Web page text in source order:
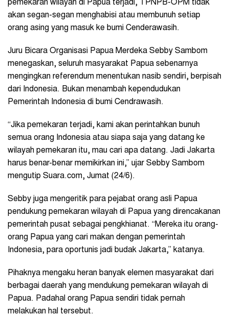
pemekaran wilayah di Papua terjadi, TPNPB-OPM tidak
akan segan-segan menghabisi atau membunuh setiap
orang asing yang masuk ke bumi Cenderawasih.
Juru Bicara Organisasi Papua Merdeka Sebby Sambom
menegaskan, seluruh masyarakat Papua sebenarnya
mengingkan referendum menentukan nasib sendiri, berpisah
dari Indonesia. Bukan menambah kependudukan
Pemerintah Indonesia di bumi Cendrawasih.
“Jika pemekaran terjadi, kami akan perintahkan bunuh
semua orang Indonesia atau siapa saja yang datang ke
wilayah pemekaran itu, mau cari apa datang. Jadi Jakarta
harus benar-benar memikirkan ini,” ujar Sebby Sambom
mengutip Suara.com, Jumat (24/6).
Sebby juga mengeritik para pejabat orang asli Papua
pendukung pemekaran wilayah di Papua yang direncakanan
pemerintah pusat sebagai pengkhianat. “Mereka itu orang-
orang Papua yang cari makan dengan pemerintah
Indonesia, para oportunis jadi budak Jakarta,” katanya.
Pihaknya mengaku heran banyak elemen masyarakat dari
berbagai daerah yang mendukung pemekaran wilayah di
Papua. Padahal orang Papua sendiri tidak pernah
melakukan hal tersebut.